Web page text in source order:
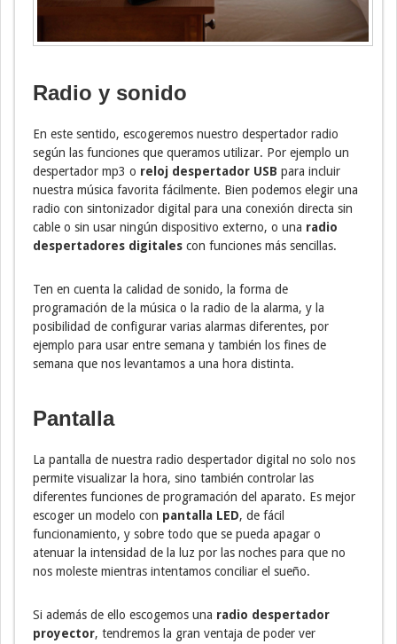
Radio y sonido
En este sentido, escogeremos nuestro despertador radio
según las funciones que queramos utilizar. Por ejemplo un
despertador mp3 o reloj despertador USB para incluir
nuestra música favorita fácilmente. Bien podemos elegir una
radio con sintonizador digital para una conexión directa sin
cable o sin usar ningún dispositivo externo, o una radio
despertadores digitales con funciones más sencillas.
Ten en cuenta la calidad de sonido, la forma de
programación de la música o la radio de la alarma, y la
posibilidad de configurar varias alarmas diferentes, por
ejemplo para usar entre semana y también los fines de
semana que nos levantamos a una hora distinta.
Pantalla
La pantalla de nuestra radio despertador digital no solo nos
permite visualizar la hora, sino también controlar las
diferentes funciones de programación del aparato. Es mejor
escoger un modelo con pantalla LED, de fácil
funcionamiento, y sobre todo que se pueda apagar o
atenuar la intensidad de la luz por las noches para que no
nos moleste mientras intentamos conciliar el sueño.
Si además de ello escogemos una radio despertador
proyector, tendremos la gran ventaja de poder ver